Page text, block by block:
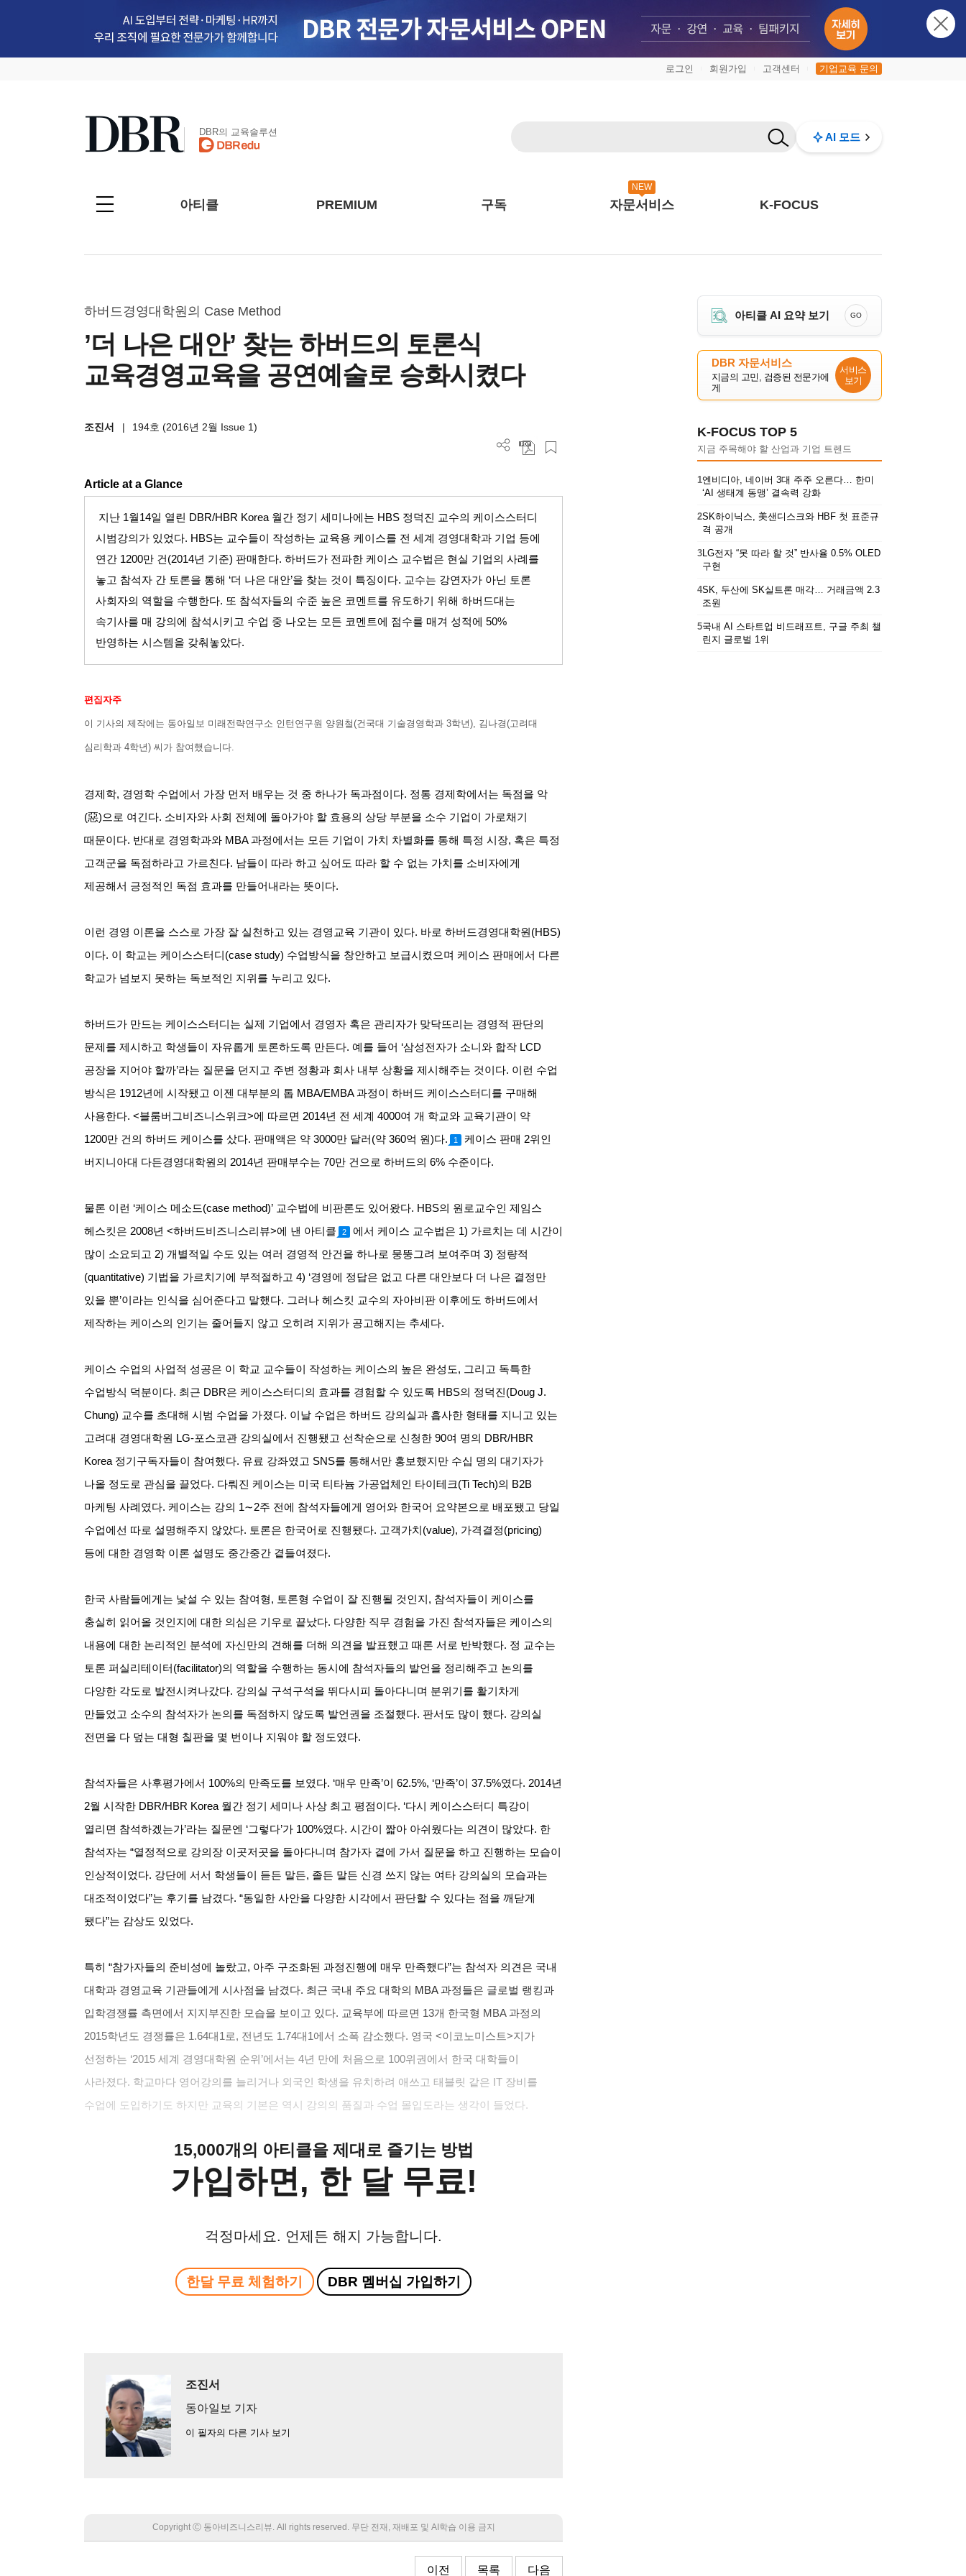
로그인 회원가입 고객센터 기업교육 문의
DBR의 교육솔루션 AI 모드
아티클 PREMIUM 구독
NEW
자문서비스 K-FOCUS
하버드경영대학원의 Case Method
’더 나은 대안’ 찾는 하버드의 토론식
교육경영교육을 공연예술로 승화시켰다
조진서 | 194호 (2016년 2월 Issue 1)
Article at a Glance
지난 1월14일 열린 DBR/HBR Korea 월간 정기 세미나에는 HBS 정덕진 교수의 케이스스터디
시범강의가 있었다. HBS는 교수들이 작성하는 교육용 케이스를 전 세계 경영대학과 기업 등에
연간 1200만 건(2014년 기준) 판매한다. 하버드가 전파한 케이스 교수법은 현실 기업의 사례를
놓고 참석자 간 토론을 통해 ‘더 나은 대안’을 찾는 것이 특징이다. 교수는 강연자가 아닌 토론
사회자의 역할을 수행한다. 또 참석자들의 수준 높은 코멘트를 유도하기 위해 하버드대는
속기사를 매 강의에 참석시키고 수업 중 나오는 모든 코멘트에 점수를 매겨 성적에 50%
반영하는 시스템을 갖춰놓았다.
편집자주
이 기사의 제작에는 동아일보 미래전략연구소 인턴연구원 양원철(건국대 기술경영학과 3학년), 김나경(고려대
심리학과 4학년) 씨가 참여했습니다
경제학, 경영학 수업에서 가장 먼저 배우는 것 중 하나가 독과점이다. 정통 경제학에서는 독점을 악
(惡)으로 여긴다. 소비자와 사회 전체에 돌아가야 할 효용의 상당 부분을 소수 기업이 가로채기
때문이다. 반대로 경영학과와 MBA과정에서는 모든 기업이 가치 차별화를 통해 특정 시장, 혹은 특정
고객군을 독점하라고 가르친다. 남들이 따라 하고 싶어도 따라 할 수 없는 가치를 소비자에게
제공해서 긍정적인 독점 효과를 만들어내라는 뜻이다.
이런 경영 이론을 스스로 가장 잘 실천하고 있는 경영교육 기관이 있다. 바로 하버드경영대학원(HBS)
이다. 이 학교는 케이스스터디(case study) 수업방식을 창안하고 보급시켰으며 케이스 판매에서 다른
학교가 넘보지 못하는 독보적인 지위를 누리고 있다.
하버드가 만드는 케이스스터디는 실제 기업에서 경영자 혹은 관리자가 맞닥뜨리는 경영적 판단의
문제를 제시하고 학생들이 자유롭게 토론하도록 만든다. 예를 들어 ‘삼성전자가 소니와 합작 LCD
공장을 지어야 할까’라는 질문을 던지고 주변 정황과 회사 내부 상황을 제시해주는 것이다. 이런 수업
방식은 1912년에 시작됐고 이젠 대부분의 톱 MBA/EMBA과정이 하버드 케이스스터디를 구매해
사용한다. <블룸버그비즈니스위크>에 따르면 2014년 전 세계 4000여 개 학교와 교육기관이 약
1200만 건의 하버드 케이스를 샀다. 판매액은 약 3000만 달러(약 360억 원)다. 1 케이스 판매 2위인
버지니아대 다든경영대학원의 2014년 판매부수는 70만 건으로 하버드의 6% 수준이다.
물론 이런 ‘케이스 메소드(case method)’ 교수법에 비판론도 있어왔다. HBS의 원로교수인 제임스
헤스킷은 2008년 <하버드비즈니스리뷰>에 낸 아티클 2 에서 케이스 교수법은 1) 가르치는 데 시간이
많이 소요되고 2) 개별적일 수도 있는 여러 경영적 안건을 하나로 뭉뚱그려 보여주며 3) 정량적
(quantitative) 기법을 가르치기에 부적절하고 4) ‘경영에 정답은 없고 다른 대안보다 더 나은 결정만
있을 뿐’이라는 인식을 심어준다고 말했다. 그러나 헤스킷 교수의 자아비판 이후에도 하버드에서
제작하는 케이스의 인기는 줄어들지 않고 오히려 지위가 공고해지는 추세다.
케이스 수업의 사업적 성공은 이 학교 교수들이 작성하는 케이스의 높은 완성도, 그리고 독특한
수업방식 덕분이다. 최근 DBR은 케이스스터디의 효과를 경험할 수 있도록 HBS의 정덕진(Doug J.
Chung) 교수를 초대해 시범 수업을 가졌다. 이날 수업은 하버드 강의실과 흡사한 형태를 지니고 있는
고려대 경영대학원 LG-포스코관 강의실에서 진행됐고 선착순으로 신청한 90여 명의 DBR/HBR
Korea 정기구독자들이 참여했다. 유료 강좌였고 SNS를 통해서만 홍보했지만 수십 명의 대기자가
나올 정도로 관심을 끌었다. 다뤄진 케이스는 미국 티타늄 가공업체인 타이테크(Ti Tech)의 B2B
마케팅 사례였다. 케이스는 강의 1∼2주 전에 참석자들에게 영어와 한국어 요약본으로 배포됐고 당일
수업에선 따로 설명해주지 않았다. 토론은 한국어로 진행됐다. 고객가치(value), 가격결정(pricing)
등에 대한 경영학 이론 설명도 중간중간 곁들여졌다.
한국 사람들에게는 낯설 수 있는 참여형, 토론형 수업이 잘 진행될 것인지, 참석자들이 케이스를
충실히 읽어올 것인지에 대한 의심은 기우로 끝났다. 다양한 직무 경험을 가진 참석자들은 케이스의
내용에 대한 논리적인 분석에 자신만의 견해를 더해 의견을 발표했고 때론 서로 반박했다. 정 교수는
토론 퍼실리테이터(facilitator)의 역할을 수행하는 동시에 참석자들의 발언을 정리해주고 논의를
다양한 각도로 발전시켜나갔다. 강의실 구석구석을 뛰다시피 돌아다니며 분위기를 활기차게
만들었고 소수의 참석자가 논의를 독점하지 않도록 발언권을 조절했다. 판서도 많이 했다. 강의실
전면을 다 덮는 대형 칠판을 몇 번이나 지워야 할 정도였다.
참석자들은 사후평가에서 100%의 만족도를 보였다. ‘매우 만족’이 62.5%, ‘만족’이 37.5%였다. 2014년
2월 시작한 DBR/HBR Korea 월간 정기 세미나 사상 최고 평점이다. ‘다시 케이스스터디 특강이
열리면 참석하겠는가’라는 질문엔 ‘그렇다’가 100%였다. 시간이 짧아 아쉬웠다는 의견이 많았다. 한
참석자는 “열정적으로 강의장 이곳저곳을 돌아다니며 참가자 곁에 가서 질문을 하고 진행하는 모습이
인상적이었다. 강단에 서서 학생들이 듣든 말든, 졸든 말든 신경 쓰지 않는 여타 강의실의 모습과는
대조적이었다”는 후기를 남겼다. “동일한 사안을 다양한 시각에서 판단할 수 있다는 점을 깨닫게
됐다”는 감상도 있었다.
특히 “참가자들의 준비성에 놀랐고, 아주 구조화된 과정진행에 매우 만족했다”는 참석자 의견은 국내
대학과 경영교육 기관들에게 시사점을 남겼다. 최근 국내 주요 대학의 MBA과정들은 글로벌 랭킹과
입학경쟁률 측면에서 지지부진한 모습을 보이고 있다. 교육부에 따르면 13개 한국형 MBA과정의
2015학년도 경쟁률은 1.64대1 로, 전년도 1.74대1에서 소폭 감소했다. 영국 <이코노미스트>지가
선정하는 ‘2015 세계 경영대학원 순위’에서는 4년 만에 처음으로 100위권에서 한국 대학들이
사라졌다. 학교마다 영어강의를 늘리거나 외국인 학생을 유치하려 애쓰고 태블릿 같은 IT 장비를
수업에 도입하기도 하지만 교육의 기본은 역시 강의의 품질과 수업 몰입도라는 생각이 들었다.
15,000개의 아티클을 제대로 즐기는 방법
가입하면, 한 달 무료!
걱정마세요. 언제든 해지 가능합니다.
한달 무료 체험하기 DBR 멤버십 가입하기
조진서
동아일보 기자
이 필자의 다른 기사 보기
Copyright Ⓒ 동아비즈니스리뷰. All rights reserved. 무단 전재, 재배포 및 AI학습 이용 금지
이전 목록 다음
아티클 AI 요약 보기 GO
DBR 자문서비스
지금의 고민, 검증된 전문가에
게
서비스
보기
K-FOCUS TOP 5
지금 주목해야 할 산업과 기업 트렌드
1엔비디아, 네이버 3대 주주 오른다… 한미
‘AI 생태계 동맹’ 결속력 강화
2SK하이닉스, 美샌디스크와 HBF 첫 표준규
격 공개
3LG전자 “못 따라 할 것” 반사율 0.5% OLED
구현
4SK, 두산에 SK실트론 매각… 거래금액 2.3
조원
5국내 AI 스타트업 비드래프트, 구글 주최 챌
린지 글로벌 1위